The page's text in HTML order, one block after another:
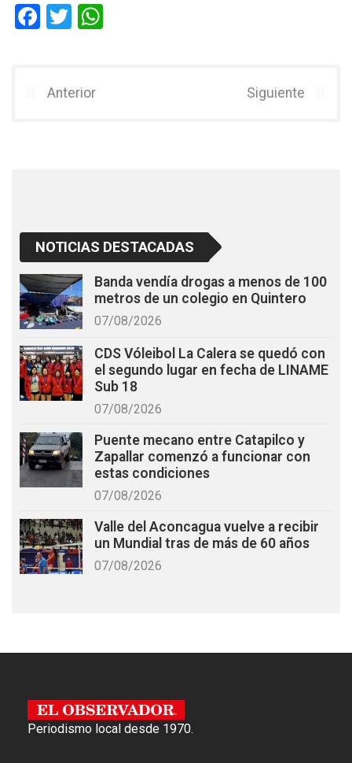
F
b
T
er
Anterior Siguiente
NOTICIAS DESTACADAS
Banda vendía drogas a menos de 100
metros de un colegio en Quintero
07/08/2026
CDS Vóleibol La Calera se quedó con
el segundo lugar en fecha de LINAME
Sub 18
07/08/2026
Puente mecano entre Catapilco y
Zapallar comenzó a funcionar con
estas condiciones
07/08/2026
Valle del Aconcagua vuelve a recibir
un Mundial tras de más de 60 años
07/08/2026
Periodismo local desde 1970.